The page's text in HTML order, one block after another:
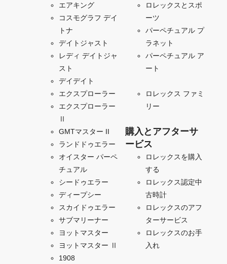
エアキング
コスモグラフ デイ
トナ
デイトジャスト
レディ デイトジャ
スト
デイデイト
エクスプローラー
エクスプローラー
Ⅱ
GMTマスター II
ランドドゥエラー
オイスター パーペ
チュアル
シードゥエラー
ディープシー
スカイドゥエラー
サブマリーナー
ヨットマスター
ヨットマスター Ⅱ
1908
ロレックスとスポ
ーツ
パーペチュアル プ
ラネット
パーペチュアル ア
ート
ロレックス ファミ
リー
購入とアフターサ
ービス
ロレックスを購入
する
ロレックス認定中
古時計
ロレックスのアフ
ターサービス
ロレックスのお手
入れ